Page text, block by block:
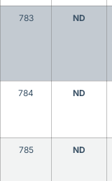
783 ND
784 ND
785 ND